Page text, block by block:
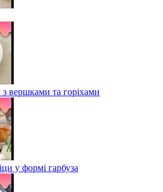
з вершками та горіхами
у формі гарбуза